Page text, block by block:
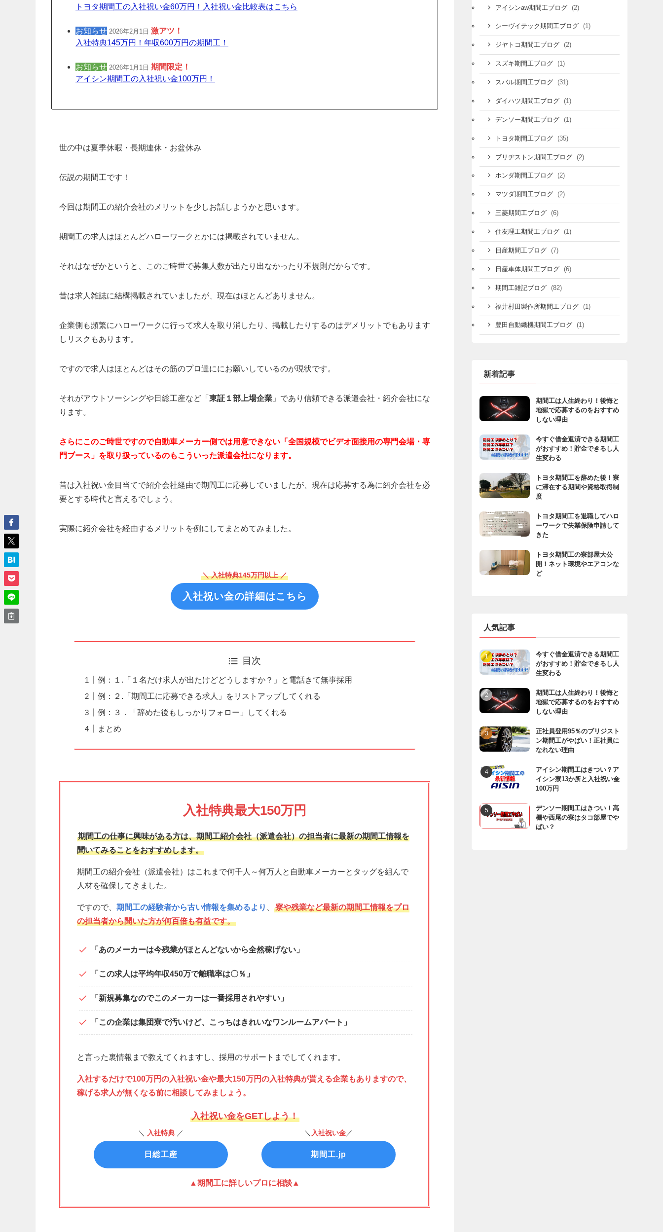
トヨタ期間工の入社祝い金60万円！入社祝い金比較表はこちら
お知らせ 2026年2月1日 激アツ！
入社特典145万円！年収600万円の期間工！
お知らせ 2026年1月1日 期間限定 ！
アイシン期間工の入社祝い金100万円！
世の中は夏季休暇・長期連休・お盆休み
伝説の期間工です！
今回は期間工の紹介会社のメリットを少しお話しようかと思います。
期間工の求人はほとんどハローワークとかには掲載されていません。
それはなぜかというと、このご時世で募集人数が出たり出なかったり不規則だからです。
昔は求人雑誌に結構掲載されていましたが、現在はほとんどありません。
企業側も頻繁にハローワークに行って求人を取り消したり、掲載したりするのはデメリットでもあります
しリスクもあります。
ですので求人はほとんどはその筋のプロ達ににお願いしているのが現状です。
それがアウトソーシングや日総工産など「 東証１部上場企業 」であり信頼できる派遣会社・紹介会社にな
ります。
さらにこのご時世ですので自動車メーカー側では用意できない「全国規模でビデオ面接用の専門会場・専
門ブース」を取り扱っているのもこういった派遣会社になります。
昔は入社祝い金目当てで紹介会社経由で期間工に応募していましたが、現在は応募する為に紹介会社を必
要とする時代と言えるでしょう。
実際に紹介会社を経由するメリットを例にしてまとめてみました。
＼ 入社特典145万円以上 ／
入社祝い金の詳細はこちら
目次
例：１.「１名だけ求人が出たけどどうしますか？」と電話きて無事採用
例：２.「期間工に応募できる求人」をリストアップしてくれる
例：３．「辞めた後もしっかりフォロー」してくれる
まとめ
入社特典最大150万円
期間工の仕事に興味がある方は、期間工紹介会社（派遣会社）の担当者に最新の期間工情報を
聞いてみることをおすすめします。
期間工の紹介会社（派遣会社）はこれまで何千人～何万人と自動車メーカーとタッグを組んで
人材を確保してきました。
ですので、 期間工の経験者から古い情報を集めるより
寮や残業など最新の期間工情報をプロ
の担当者から聞いた方が何百倍も有益です。
「あのメーカーは今残業がほとんどないから全然稼げない」
「この求人は平均年収450万で離職率は〇％」
「新規募集なのでこのメーカーは一番採用されやすい」
「この企業は集団寮で汚いけど、こっちはきれいなワンルームアパート」
と言った裏情報まで教えてくれますし、採用のサポートまでしてくれます。
入社するだけで100万円の入社祝い金や最大150万円の入社特典が貰える企業もありますので、
稼げる求人が無くなる前に相談してみましょう。
入社祝い金をGETしよう！
＼ 入社特典 ／
日総工産
＼ 入社祝い金／
期間工.jp
▲期間工に詳しいプロに相談▲
アイシンaw期間工ブログ (2)
シーヴイテック期間工ブログ (1)
ジヤトコ期間工ブログ (2)
スズキ期間工ブログ (1)
スバル期間工ブログ (31)
ダイハツ期間工ブログ (1)
デンソー期間工ブログ (1)
トヨタ期間工ブログ (35)
ブリヂストン期間工ブログ (2)
ホンダ期間工ブログ (2)
マツダ期間工ブログ (2)
三菱期間工ブログ (6)
住友理工期間工ブログ (1)
日産期間工ブログ (7)
日産車体期間工ブログ (6)
期間工雑記ブログ (82)
福井村田製作所期間工ブログ (1)
豊田自動織機期間工ブログ (1)
新着記事
期間工は人生終わり！後悔と
地獄で応募するのをおすすめ
しない理由
今すぐ借金返済できる期間工
がおすすめ！貯金できるし人
生変わる
トヨタ期間工を辞めた後！寮
に滞在する期間や資格取得制
度
トヨタ期間工を退職してハロ
ーワークで失業保険申請して
きた
トヨタ期間工の寮部屋大公
開！ネット環境やエアコンな
ど
人気記事
今すぐ借金返済できる期間工
がおすすめ！貯金できるし人
生変わる
期間工は人生終わり！後悔と
地獄で応募するのをおすすめ
しない理由
正社員登用95％のブリジスト
ン期間工がやばい！正社員に
なれない理由
アイシン期間工はきつい？ア
イシン寮13か所と入社祝い金
100万円
デンソー期間工はきつい！高
棚や西尾の寮はタコ部屋でや
ばい？